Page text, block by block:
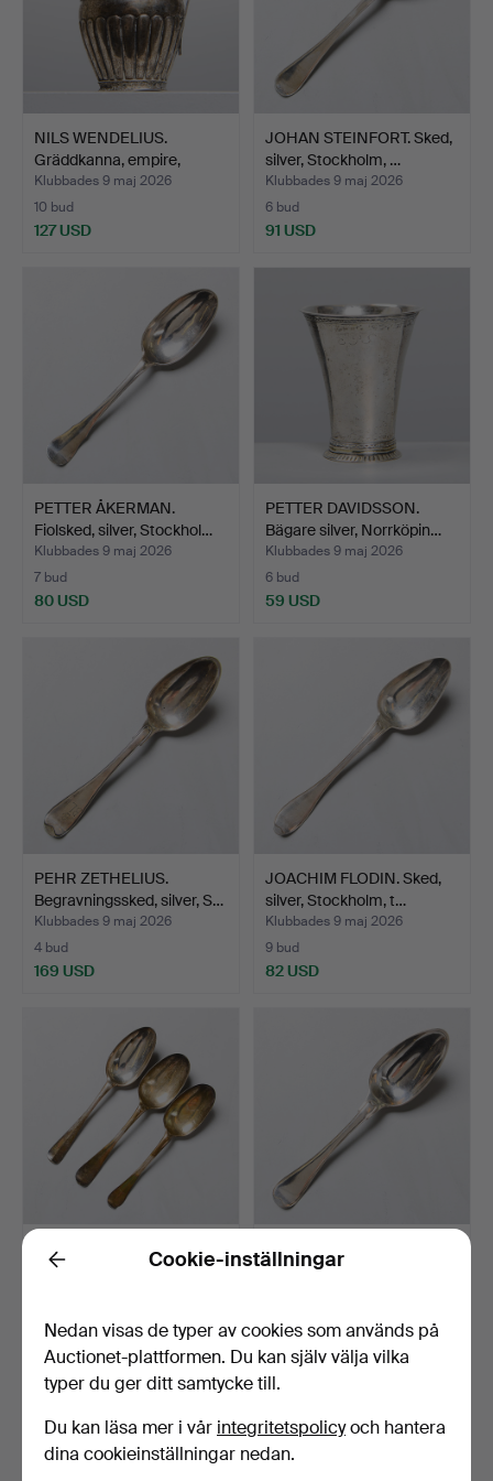
NILS WENDELIUS.
Gräddkanna, empire,
silver…
Klubbades 9 maj 2026
10 bud
127 USD
JOHAN STEINFORT. Sked,
silver, Stockholm, …
Klubbades 9 maj 2026
6 bud
91 USD
PETTER ÅKERMAN.
Fiolsked, silver, Stockhol…
Klubbades 9 maj 2026
7 bud
80 USD
PETTER DAVIDSSON.
Bägare silver, Norrköpin…
Klubbades 9 maj 2026
6 bud
59 USD
PEHR ZETHELIUS.
Begravningssked, silver, S…
Klubbades 9 maj 2026
4 bud
169 USD
JOACHIM FLODIN. Sked,
silver, Stockholm, t…
Klubbades 9 maj 2026
9 bud
82 USD
PETTER DAVIDSSON.
Skedar, 3 st, silver, No…
201 USD
PEHR ZETHELIUS. Sked,
silver, Stockholm, 1…
106 USD
Back Cookie-inställningar
Nedan visas de typer av cookies som används på
Auctionet-plattformen. Du kan själv välja vilka
typer du ger ditt samtycke till.
Du kan läsa mer i vår integritetspolicyoch hantera
dina cookieinställningar nedan.